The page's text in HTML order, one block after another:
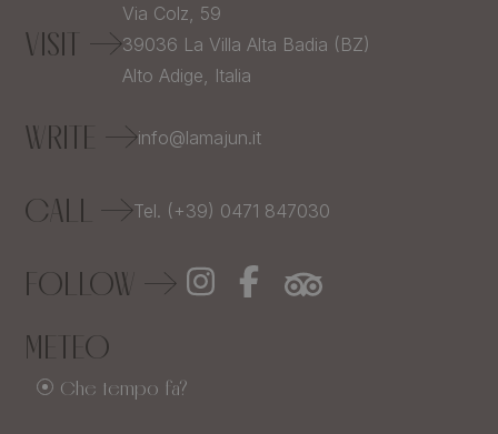
VISIT
Via Colz, 59
39036 La Villa Alta Badia (BZ)
Alto Adige, Italia
WRITE info@lamajun.it
CALL Tel. (+39) 0471 847030
FOLLOW
METEO
Che tempo fa?